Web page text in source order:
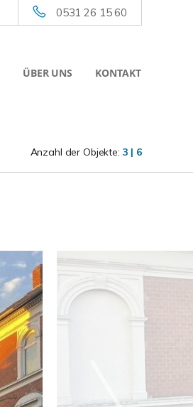
0531 26 15 60
ÜBER UNS KONTAKT
Anzahl der Objekte: 3 | 6